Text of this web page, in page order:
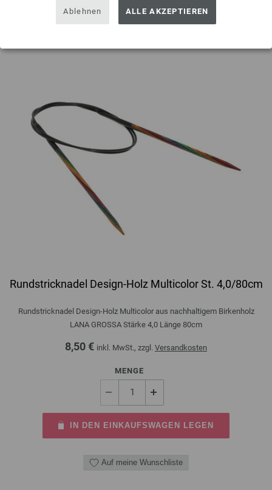
Ablehnen ALLE AKZEPTIEREN
Rundstricknadel Design-Holz Multicolor St. 4,0/80cm
Rundstricknadel Design-Holz Multicolor aus nachhaltigem Birkenholz
LANA GROSSA Stärke 4,0 Länge 80cm
8,50 € inkl. MwSt., zzgl. Versandkosten
MENGE
IN DEN EINKAUFSWAGEN LEGEN
Auf meine Wunschliste